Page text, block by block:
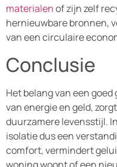
materialenof zijn zelf
hernieuwbare bronnen,
van een circulaire
Conclusie
Het belang van een
van energie en geld,
duurzamere levensstijl.
isolatie dus een
comfort, vermindert